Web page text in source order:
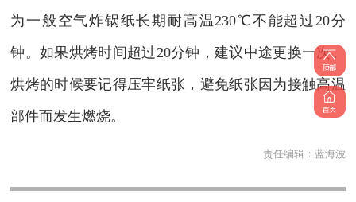
为一般空气炸锅纸长期耐高温230℃不能超过20分
钟。如果烘烤时间超过20分钟，建议中途更换一次。
烘烤的时候要记得压牢纸张，避免纸张因为接触高温
部件而发生燃烧。
责任编辑： 蓝海波